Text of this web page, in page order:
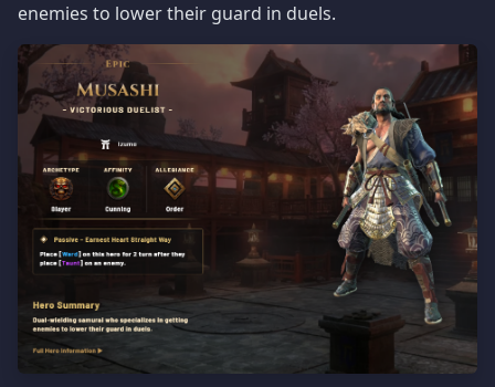
enemies to lower their guard in duels.